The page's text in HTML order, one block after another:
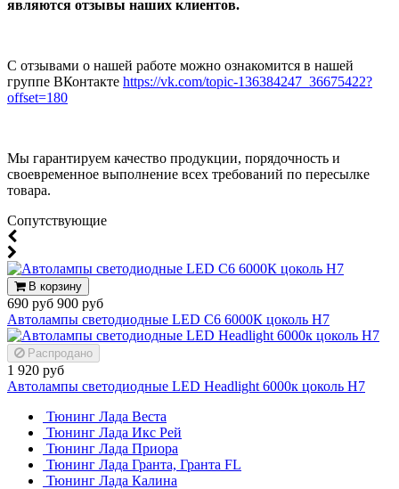
являются отзывы наших клиентов.
С отзывами о нашей работе можно ознакомится в нашей
группе ВКонтакте https://vk.com/topic-136384247_36675422?
offset=180
Мы гарантируем качество продукции, порядочность и
своевременное выполнение всех требований по пересылке
товара.
Cопутствующие
В корзину
690 руб 900 руб
Автолампы светодиодные LED C6 6000К цоколь H7
Распродано
1 920 руб
Автолампы светодиодные LED Headlight 6000к цоколь H7
Тюнинг Лада Веста
Тюнинг Лада Икс Рей
Тюнинг Лада Приора
Тюнинг Лада Гранта, Гранта FL
Тюнинг Лада Калина